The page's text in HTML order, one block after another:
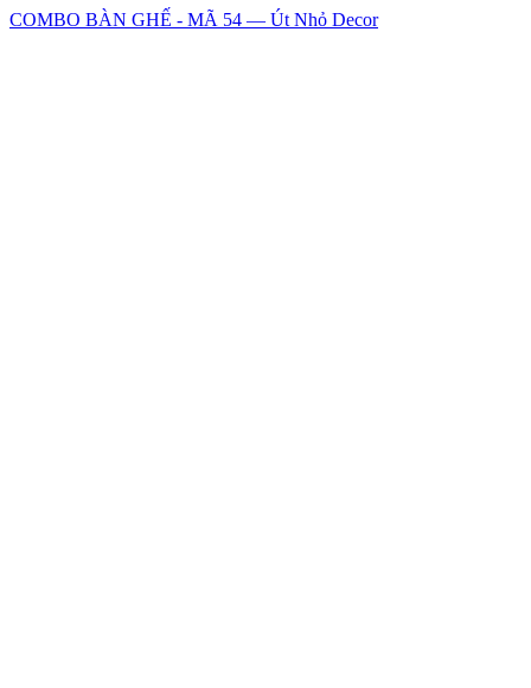
COMBO BÀN GHẾ - MÃ 54 — Út Nhỏ Decor